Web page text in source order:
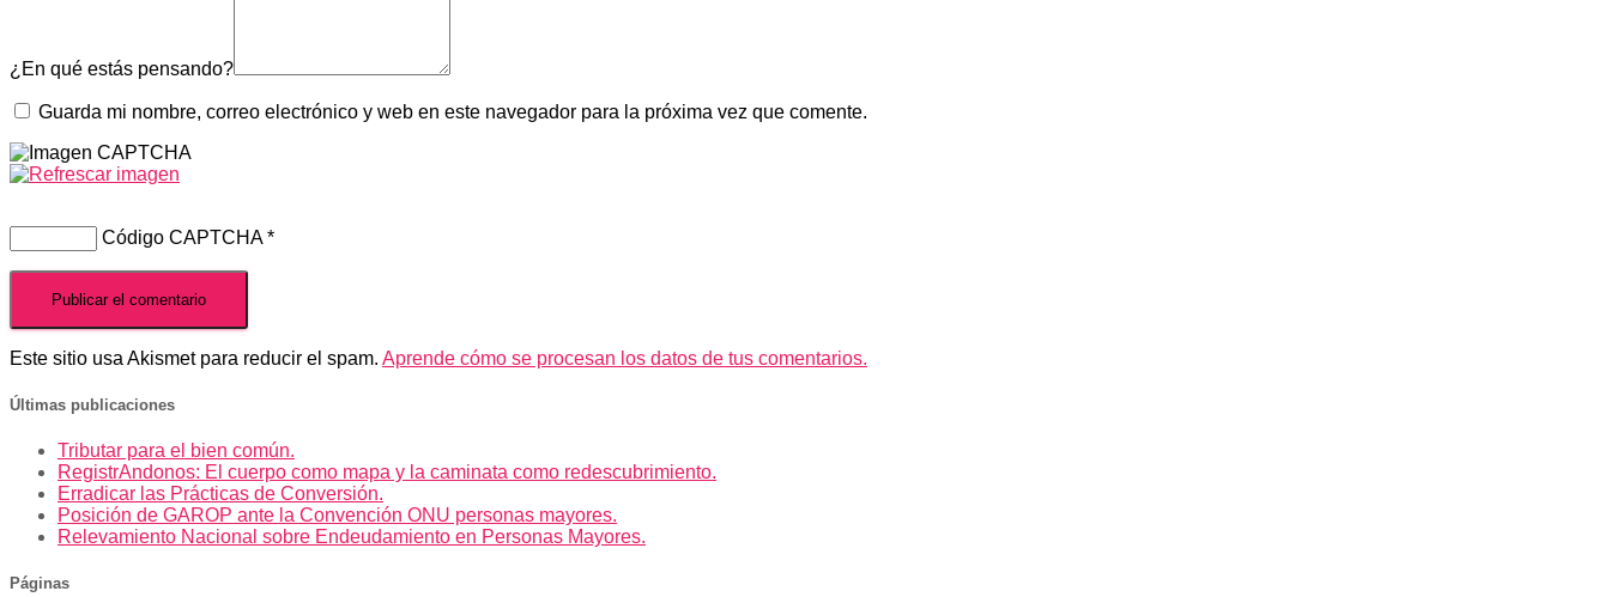
¿En qué estás pensando?
Guarda mi nombre, correo electrónico y web en este navegador para la próxima vez que comente.
Código CAPTCHA*
Este sitio usa Akismet para reducir el spam. Aprende cómo se procesan los datos de tus comentarios.
Últimas publicaciones
Tributar para el bien común.
RegistrAndonos: El cuerpo como mapa y la caminata como redescubrimiento.
Erradicar las Prácticas de Conversión.
Posición de GAROP ante la Convención ONU personas mayores.
Relevamiento Nacional sobre Endeudamiento en Personas Mayores.
Páginas